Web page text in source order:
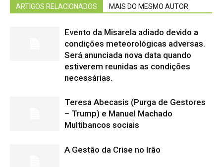
ARTIGOS RELACIONADOS MAIS DO MESMO AUTOR
Evento da Misarela adiado devido a
condições meteorológicas adversas.
Será anunciada nova data quando
estiverem reunidas as condições
necessárias.
Teresa Abecasis (Purga de Gestores
– Trump) e Manuel Machado
Multibancos sociais
A Gestão da Crise no Irão